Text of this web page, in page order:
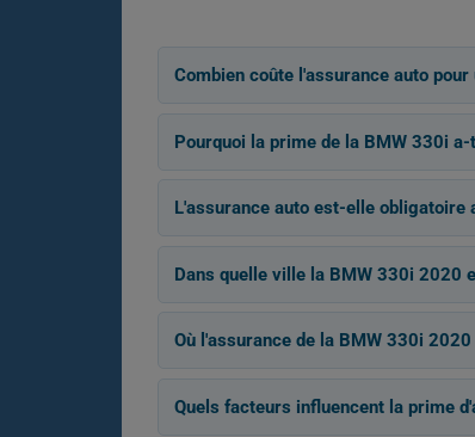
Combien coûte l'assurance auto
Pourquoi la prime de la BMW 330i
L'assurance auto est-elle obligatoire
Dans quelle ville la BMW 330i 2020
Où l'assurance de la BMW 330i
Quels facteurs influencent la prime